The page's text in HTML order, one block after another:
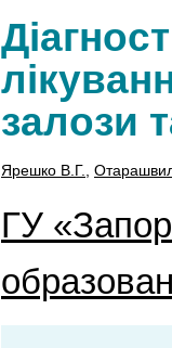
залози
Ярешко В.Г.
ГУ